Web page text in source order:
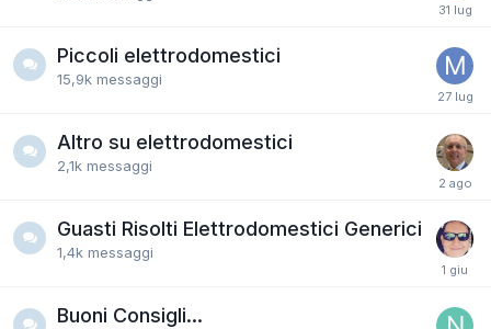
Piccoli elettrodomestici
15,9k messaggi
Altro su elettrodomestici
2,1k messaggi
Guasti Risolti Elettrodomestici Generici
1,4k messaggi
Buoni Consigli...